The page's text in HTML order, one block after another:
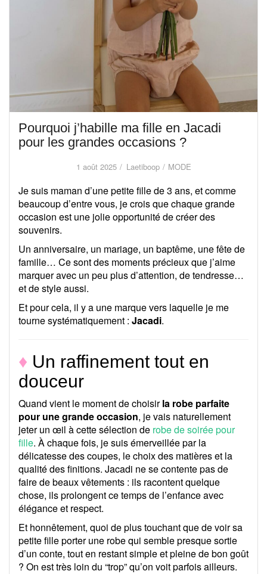
Pourquoi j’habille ma fille en Jacadi
pour les grandes occasions ?
1 août 2025 Laetiboop MODE
Je suis maman d’une petite fille de 3 ans, et comme
beaucoup d’entre vous, je crois que chaque grande
occasion est une jolie opportunité de créer des
souvenirs.
Un anniversaire, un mariage, un baptême, une fête de
famille… Ce sont des moments précieux que j’aime
marquer avec un peu plus d’attention, de tendresse…
et de style aussi.
Et pour cela, il y a une marque vers laquelle je me
tourne systématiquement : Jacadi.
♦ Un raffinement tout en
douceur
Quand vient le moment de choisirla robe parfaite
pour une grande occasion, je vais naturellement
jeter un œil à cette sélection de robe de soirée pour
fille. À chaque fois, je suis émerveillée par la
délicatesse des coupes, le choix des matières et la
qualité des finitions. Jacadi ne se contente pas de
faire de beaux vêtements : ils racontent quelque
chose, ils prolongent ce temps de l’enfance avec
élégance et respect.
Et honnêtement, quoi de plus touchant que de voir sa
petite fille porter une robe qui semble presque sortie
d’un conte, tout en restant simple et pleine de bon goût
? On est très loin du “trop” qu’on voit parfois ailleurs.